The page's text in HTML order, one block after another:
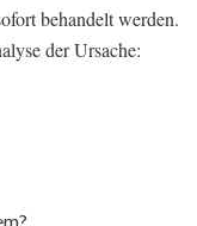
behandelt werden.
der Ursache: